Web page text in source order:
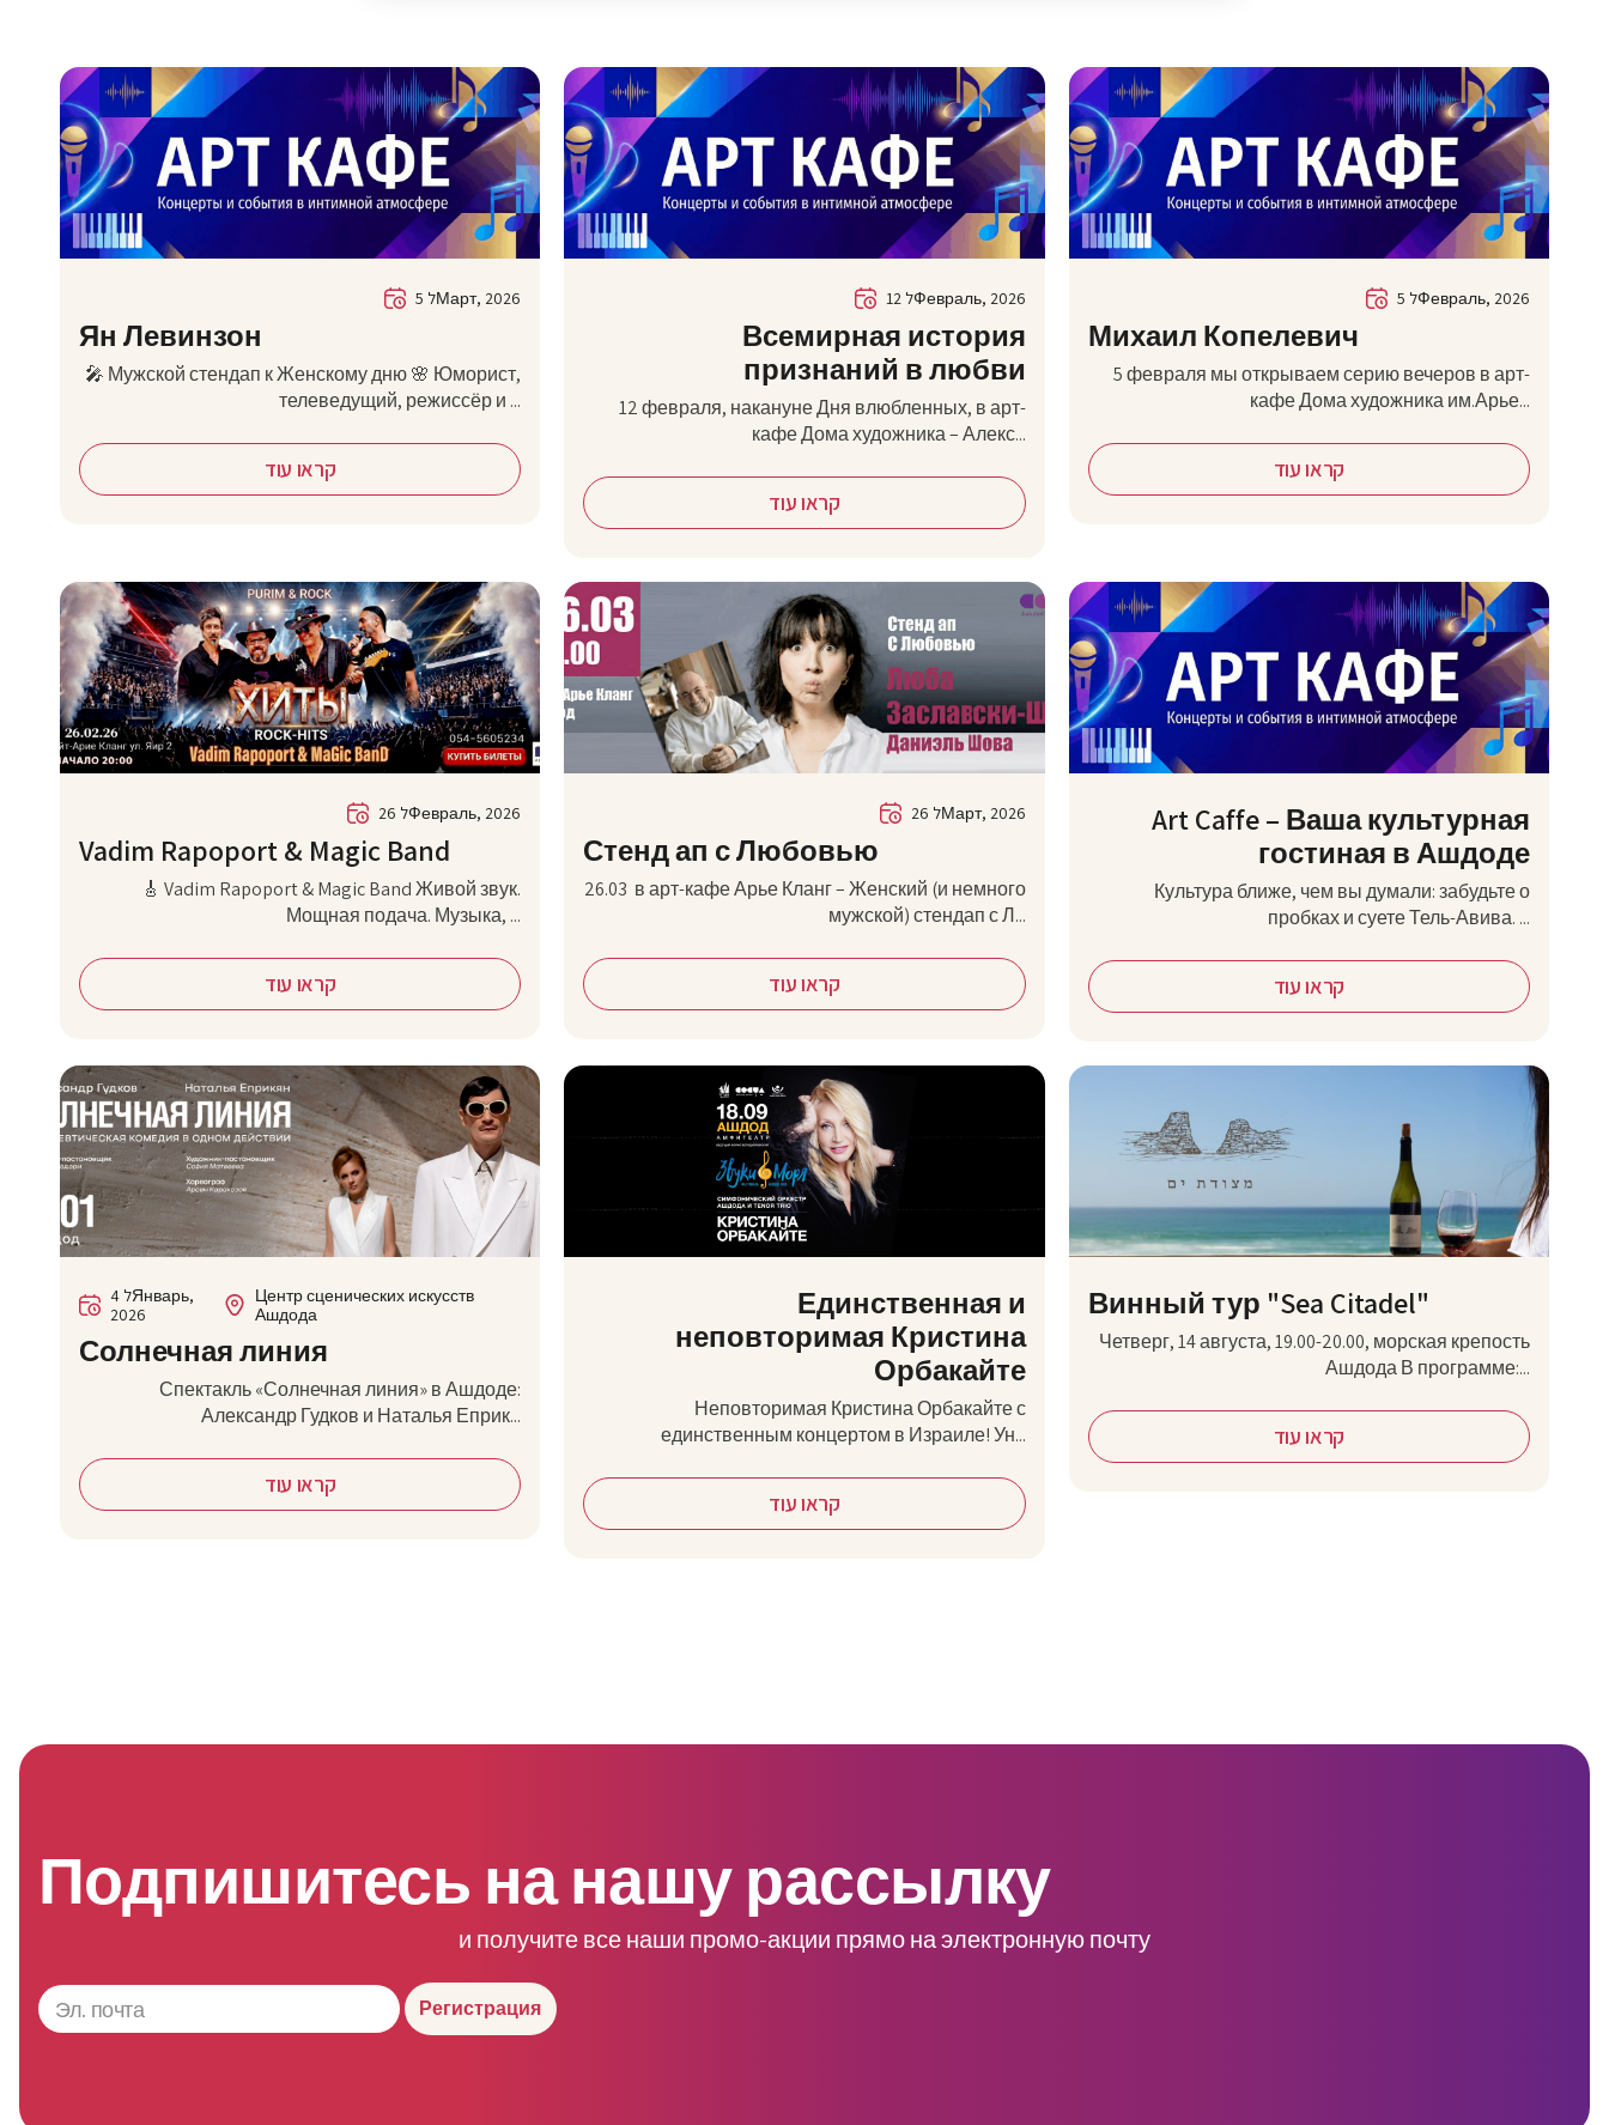
5 לМарт, 2026
Ян Левинзон
🎤 Мужской стендап к Женскому дню 🌸 Юморист,
телеведущий, режиссёр и ...
קראו עוד
12 לФевраль, 2026
Всемирная история
признаний в любви
12 февраля, накануне Дня влюбленных, в арт-
кафе Дома художника – Алекс...
קראו עוד
5 לФевраль, 2026
Михаил Копелевич
5 февраля мы открываем серию вечеров в арт-
кафе Дома художника им.Арье...
קראו עוד
26 לФевраль, 2026
Vadim Rapoport & Magic Band
🎸 Vadim Rapoport & Magic Band Живой звук.
Мощная подача. Музыка, ...
קראו עוד
26 לМарт, 2026
Стенд ап с Любовью
26.03 в арт-кафе Арье Кланг – Женский (и немного
мужской) стендап с Л...
קראו עוד
Art Caffe – Ваша культурная
гостиная в Ашдоде
Культура ближе, чем вы думали: забудьте о
пробках и суете Тель-Авива. ...
קראו עוד
Центр сценических искусств
Ашдода
4 לЯнварь,
2026
Солнечная линия
Спектакль «Солнечная линия» в Ашдоде:
Александр Гудков и Наталья Еприк...
קראו עוד
Единственная и
неповторимая Кристина
Орбакайте
Неповторимая Кристина Орбакайте с
единственным концертом в Израиле! Ун...
קראו עוד
Винный тур "Sea Citadel"
Четверг, 14 августа, 19.00-20.00, морская крепость
Ашдода В программе:...
קראו עוד
Подпишитесь на нашу рассылку
и получите все наши промо-акции прямо на электронную почту
Регистрация